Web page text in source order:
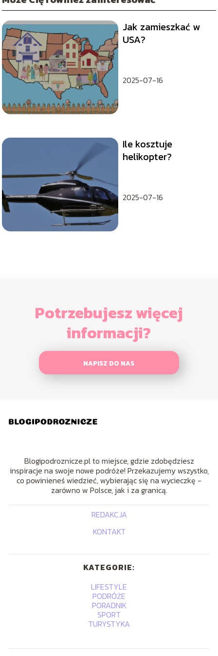
Jak zamieszkać w
USA?
2025-07-16
Ile kosztuje
helikopter?
2025-07-16
Potrzebujesz więcej
informacji?
NAPISZ DO NAS
Blogipodroznicze.pl to miejsce, gdzie zdobędziesz
inspiracje na swoje nowe podróże! Przekazujemy wszystko,
co powinieneś wiedzieć, wybierając się na wycieczkę -
zarówno w Polsce, jak i za granicą.
REDAKCJA
KONTAKT
KATEGORIE:
LIFESTYLE
PODRÓŻE
PORADNIK
SPORT
TURYSTYKA